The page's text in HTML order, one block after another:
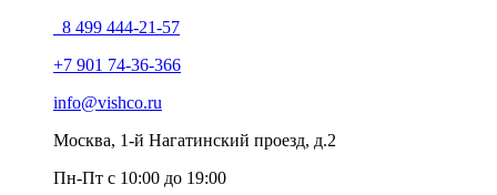
8 499 444-21-57
+7 901 74-36-366
info@vishco.ru
Москва, 1-й Нагатинский проезд, д.2
Пн-Пт с 10:00 до 19:00